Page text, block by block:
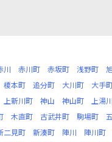
川 赤川町 赤坂町 浅野町
榎本町 追分町 大川町 大手
上新川町 神山 神山町 上湯
木直町 古武井町 駒場町
二見町 新湊町 陣川 陣川町